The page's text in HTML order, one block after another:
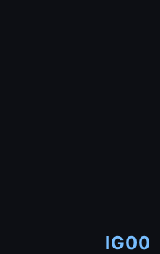
IG00